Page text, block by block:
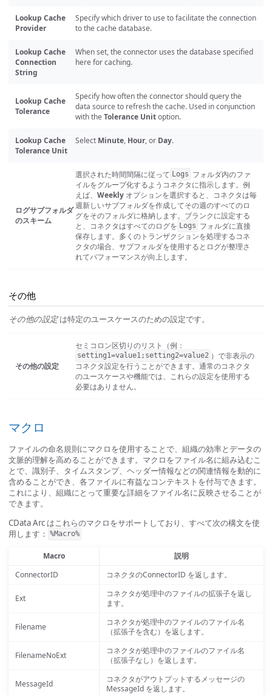
Lookup Cache
Provider
Specify which driver to use to facilitate the connection
to the cache database.
Lookup Cache
Connection
String
When set, the connector uses the database specified
here for caching.
Lookup Cache
Tolerance
Specify how often the connector should query the
data source to refresh the cache. Used in conjunction
with the Tolerance Unitoption.
Lookup Cache
Tolerance Unit
Select Minute, Hour, or Day.
ログサブフォルダ
のスキーム
選択された時間間隔に従って Logs フォルダ内のファ
イルをグループ化するようコネクタに指示します。例
えば、 Weekly オプションを選択すると、コネクタは毎
週新しいサブフォルダを作成してその週のすべてのロ
グをそのフォルダに格納します。ブランクに設定する
と、コネクタはすべてのログを Logs フォルダに直接
保存します。多くのトランザクションを処理するコネ
クタの場合、サブフォルダを使用するとログが整理さ
れてパフォーマンスが向上します。
その他
その他の設定は特定のユースケースのための設定です。
その他の設定
セミコロン区切りのリスト（例：
setting1=value1;setting2=value2 ）で非表示の
コネクタ設定を行うことができます。通常のコネクタ
のユースケースや機能では、これらの設定を使用する
必要はありません。
マクロ
ファイルの命名規則にマクロを使用することで、組織の効率とデータの
文脈的理解を高めることができます。マクロをファイル名に組み込むこ
とで、識別子、タイムスタンプ、ヘッダー情報などの関連情報を動的に
含めることができ、各ファイルに有益なコンテキストを付与できます。
これにより、組織にとって重要な詳細をファイル名に反映させることが
できます。
CData Arc はこれらのマクロをサポートしており、すべて次の構文を使
用します： %Macro%
Macro
説明
ConnectorID
コネクタのConnectorID を返します。
Ext
コネクタが処理中のファイルの拡張子を返し
ます。
Filename
コネクタが処理中のファイルのファイル名
（拡張子を含む）を返します。
FilenameNoExt
コネクタが処理中のファイルのファイル名
（拡張子なし）を返します。
MessageId
コネクタがアウトプットするメッセージの
MessageId を返します。